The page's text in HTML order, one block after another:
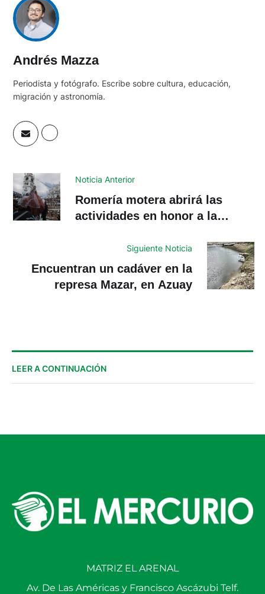
Andrés Mazza
Periodista y fotógrafo. Escribe sobre cultura, educación,
migración y astronomía.
Noticia Anterior
Romería motera abrirá las
actividades en honor a la
Siguiente Noticia
Encuentran un cadáver en la
represa Mazar, en Azuay
LEER A CONTINUACIÓN
MATRIZ EL ARENAL
Av. De Las Américas y Francisco Ascázubi Telf.